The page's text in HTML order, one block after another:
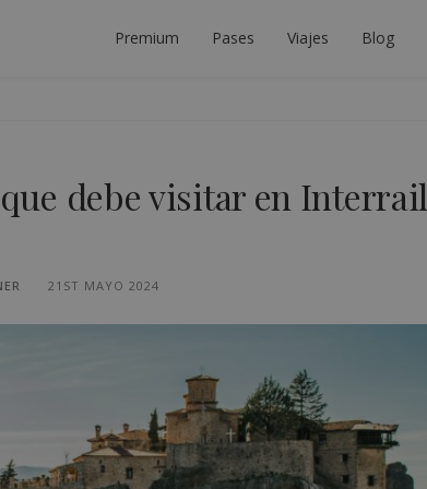
Premium Pases Viajes Blog
debe visitar en Interrail
21ST MAYO 2024